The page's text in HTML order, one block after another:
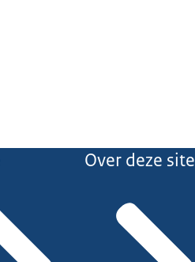
Over deze site